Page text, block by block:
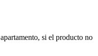
si el producto no